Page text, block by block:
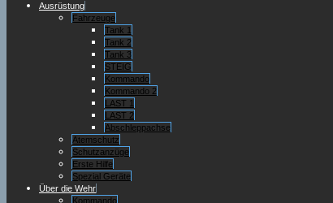
Ausrüstung
Fahrzeuge
Tank 1
Tank 2
Tank 3
STEIG
Kommando
Kommando 2
LAST 1
LAST 2
Abschleppachse
Atemschutz
Schutzanzüge
Erste Hilfe
Spezial Geräte
Über die Wehr
Kommando